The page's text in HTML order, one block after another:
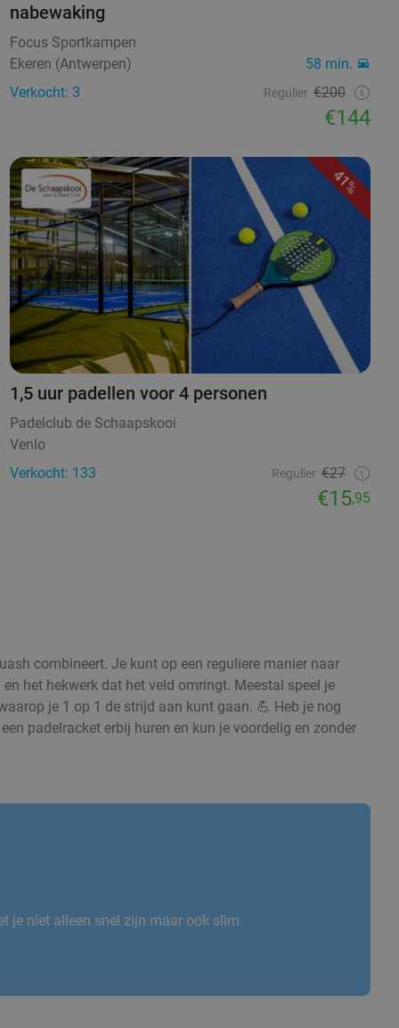
nabewaking
Focus Sportkampen
Ekeren (Antwerpen)
58 min.
Verkocht: 3
Regulier €200
€144
41%
1,5 uur padellen voor 4 personen
Padelclub de Schaapskooi
Venlo
Verkocht: 133
Regulier €27
€15,95
combineert. Je kunt op een reguliere manier naar
het hekwerk dat het veld omringt. Meestal speel je
je 1 op 1 de strijd aan kunt gaan. 💪 Heb je nog
padelracket erbij huren en kun je voordelig en zonder
je niet alleen snel zijn maar ook slim